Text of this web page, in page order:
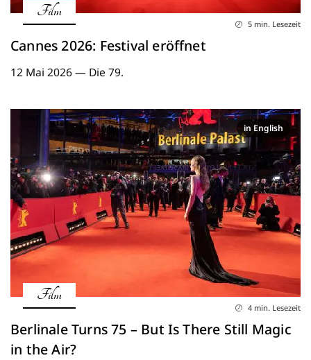
Film
5 min. Lesezeit
Cannes 2026: Festival eröffnet
12 Mai 2026 — Die 79.
in English
Film
4 min. Lesezeit
Berlinale Turns 75 – But Is There Still Magic
in the Air?